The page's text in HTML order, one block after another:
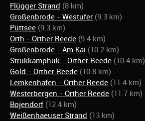
Flügger Strand (8 km)
Großenbrode - Westufer (9.3 km)
Püttsee (9.3 km)
Orth - Orther Reede (9.4 km)
Großenbrode - Am Kai (10.2 km)
Strukkamphuk - Orther Reede (10.4 km)
Gold - Orther Reede (10.8 km)
Lemkenhafen - Orther Reede (11.4 km)
Westerbergen - Orther Reede (11.7 km)
Bojendorf (12.4 km)
Weißenhaeuser Strand (13 km)